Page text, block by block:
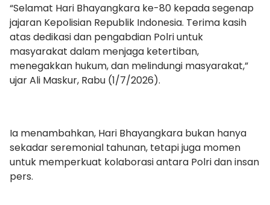
“Selamat Hari Bhayangkara ke-80 kepada segenap
jajaran Kepolisian Republik Indonesia. Terima kasih
atas dedikasi dan pengabdian Polri untuk
masyarakat dalam menjaga ketertiban,
menegakkan hukum, dan melindungi masyarakat,”
ujar Ali Maskur, Rabu (1/7/2026).
Ia menambahkan, Hari Bhayangkara bukan hanya
sekadar seremonial tahunan, tetapi juga momen
untuk memperkuat kolaborasi antara Polri dan insan
pers.